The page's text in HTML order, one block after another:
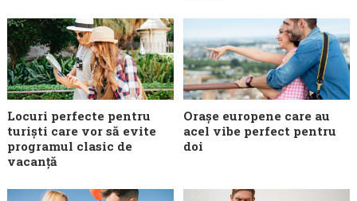
Locuri perfecte pentru
turiști care vor să evite
programul clasic de
vacanță
Orașe europene care au
acel vibe perfect pentru
doi